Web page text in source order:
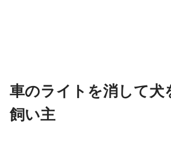
車のライトを消して犬
飼い主